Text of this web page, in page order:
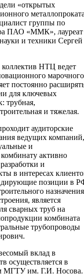
«открытых
группы по
ПАО «ММК», лауреат
и техники Сергей
коллектив НТЦ ведет
марочного
постоянно
для ключевых
трубная,
и тяжелая.
аудиторские
ведущих компаний,
и
активно
и
в интересах
позиции в
является
сварных труб на
комбината
трубопроводы
вклад в
осуществляется в
МГТУ им. Г.И. Носова.